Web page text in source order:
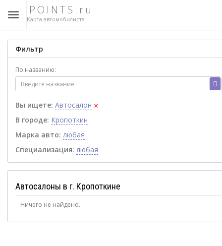
POINTS.ru
Карта автомобилиста
Фильтр
По названию:
Вы ищете: Автосалон ×
В городе: Кропоткин
Марка авто: любая
Специализация: любая
Автосалоны в г. Кропоткине
Ничего не найдено.